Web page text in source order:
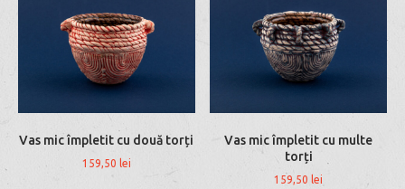
Vas mic împletit cu două torți
159,50 lei
Vas mic împletit cu multe
torți
159,50 lei